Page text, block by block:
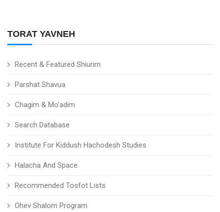
TORAT YAVNEH
Recent & Featured Shiurim
Parshat Shavua
Chagim & Mo'adim
Search Database
Institute For Kiddush Hachodesh Studies
Halacha And Space
Recommended Tosfot Lists
Ohev Shalom Program